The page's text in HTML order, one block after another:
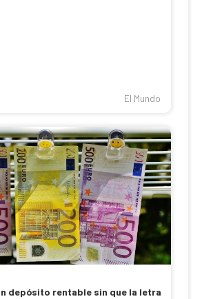
El Mundo
depósito rentable sin que la letra